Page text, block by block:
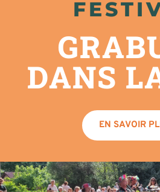
DANS
EN SAVOIR